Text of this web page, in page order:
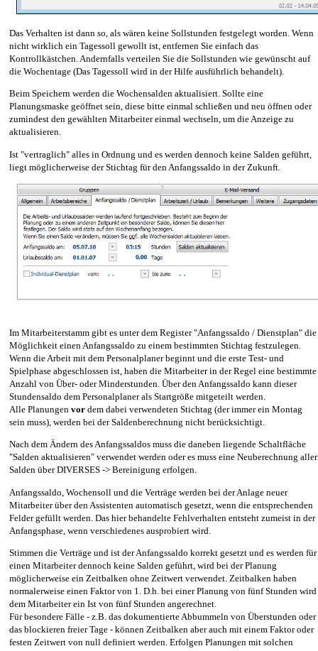
Das Verhalten ist dann so, als wären keine Sollstunden festgelegt worden. Wenn
nicht wirklich ein Tagessoll gewollt ist, entfernen Sie einfach das
Kontrollkästchen. Andernfalls verteilen Sie die Sollstunden wie gewünscht auf
die Wochentage (Das Tagessoll wird in der Hilfe ausführlich behandelt).
Beim Speichern werden die Wochensalden aktualisiert. Sollte eine
Planungsmaske geöffnet sein, diese bitte einmal schließen und neu öffnen oder
zumindest den gewählten Mitarbeiter einmal wechseln, um die Anzeige zu
aktualisieren.
Ist "vertraglich" alles in Ordnung und es werden dennoch keine Salden geführt,
liegt möglicherweise der Stichtag für den Anfangssaldo in der Zukunft.
Im Mitarbeiterstamm gibt es unter dem Register "Anfangssaldo / Dienstplan" die
Möglichkeit einen Anfangssaldo zu einem bestimmten Stichtag festzulegen.
Wenn die Arbeit mit dem Personalplaner beginnt und die erste Test- und
Spielphase abgeschlossen ist, haben die Mitarbeiter in der Regel eine bestimmte
Anzahl von Über- oder Minderstunden. Über den Anfangssaldo kann dieser
Stundensaldo dem Personalplaner als Startgröße mitgeteilt werden.
Alle Planungenvor dem dabei verwendeten Stichtag (der immer ein Montag
sein muss), werden bei der Saldenberechnung nicht berücksichtigt.
Nach dem Ändern des Anfangssaldos muss die daneben liegende Schaltfläche
"Salden aktualisieren" verwendet werden oder es muss eine Neuberechnung aller
Salden über DIVERSES -> Bereinigung erfolgen.
Anfangssaldo, Wochensoll und die Verträge werden bei der Anlage neuer
Mitarbeiter über den Assistenten automatisch gesetzt, wenn die entsprechenden
Felder gefüllt werden. Das hier behandelte Fehlverhalten entsteht zumeist in der
Anfangsphase, wenn verschiedenes ausprobiert wird.
Stimmen die Verträge und ist der Anfangssaldo korrekt gesetzt und es werden für
einen Mitarbeiter dennoch keine Salden geführt, wird bei der Planung
möglicherweise ein Zeitbalken ohne Zeitwert verwendet. Zeitbalken haben
normalerweise einen Faktor von 1. D.h. bei einer Planung von fünf Stunden wird
dem Mitarbeiter ein Ist von fünf Stunden angerechnet.
Für besondere Fälle - z.B. das dokumentierte Abbummeln von Überstunden oder
das blockieren freier Tage - können Zeitbalken aber auch mit einem Faktor oder
festen Zeitwert von null definiert werden. Erfolgen Planungen mit solchen